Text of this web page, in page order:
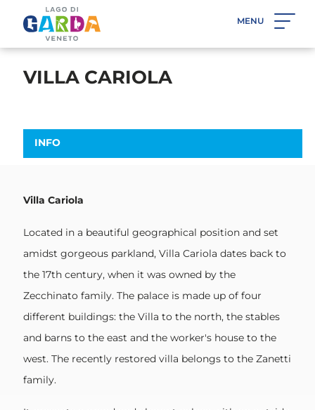
MENU
BACK
VILLA CARIOLA
INFO
Villa Cariola
Located in a beautiful geographical position and set
amidst gorgeous parkland, Villa Cariola dates back to
the 17th century, when it was owned by the
Zecchinato family. The palace is made up of four
different buildings: the Villa to the north, the stables
and barns to the east and the worker's house to the
west. The recently restored villa belongs to the Zanetti
family.